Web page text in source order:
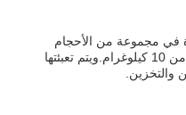
في مجموعة من الأحجام
والوزن، مع الحد الأدنى لكمية الطلب من 10 كيلوغرام.ويتم تعبئتها